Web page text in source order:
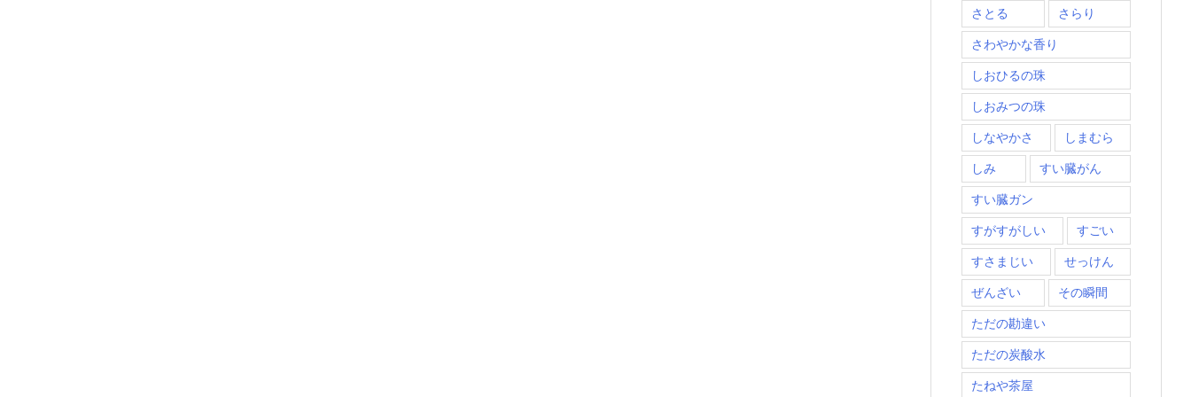
さとる さらり
さわやかな香り
しおひるの珠
しおみつの珠
しなやかさ しまむら
しみ すい臓がん
すい臓ガン
すがすがしい すごい
すさまじい せっけん
ぜんざい その瞬間
ただの勘違い
ただの炭酸水
たねや茶屋